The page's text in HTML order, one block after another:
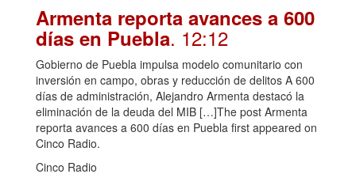
Armenta reporta avances a 600
días en Puebla. 12:12
Gobierno de Puebla impulsa modelo comunitario con
inversión en campo, obras y reducción de delitos A 600
días de administración, Alejandro Armenta destacó la
eliminación de la deuda del MIB […]The post Armenta
reporta avances a 600 días en Puebla first appeared on
Cinco Radio.
Cinco Radio